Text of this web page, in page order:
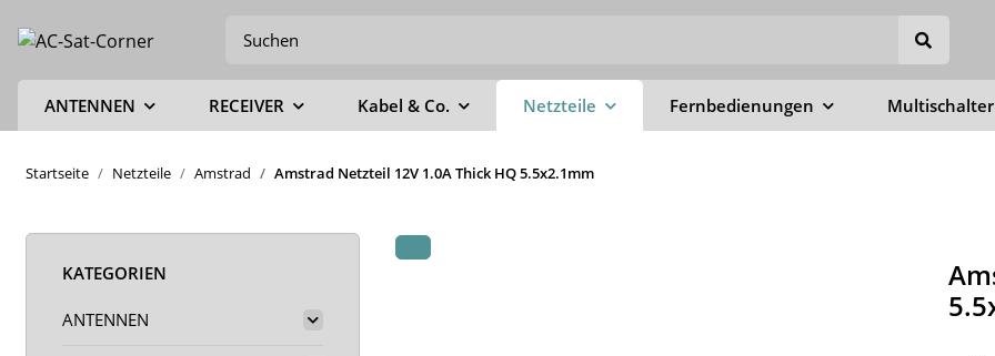
ANTENNEN RECEIVER Kabel & Co. Netzteile Fernbedienungen Multischalter
Startseite Netzteile Amstrad Amstrad Netzteil 12V 1.0A Thick HQ 5.5x2.1mm
KATEGORIEN
ANTENNEN